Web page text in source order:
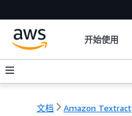
开始使用
文档 Amazon Textract